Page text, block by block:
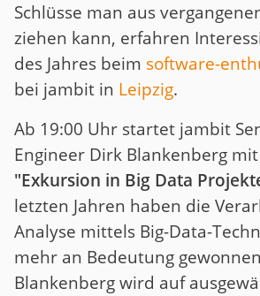
Schlüsse man aus
ziehen kann, erfahren
des Jahres beim software-
bei jambit in Leipzig.
Ab 19:00 Uhr startet jambit
Engineer Dirk Blankenberg
"Exkursion in Big Data
letzten Jahren haben die
Analyse mittels Big-Data-
mehr an Bedeutung
Blankenberg wird auf